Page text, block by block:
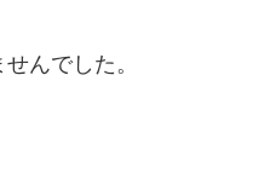
んでした。